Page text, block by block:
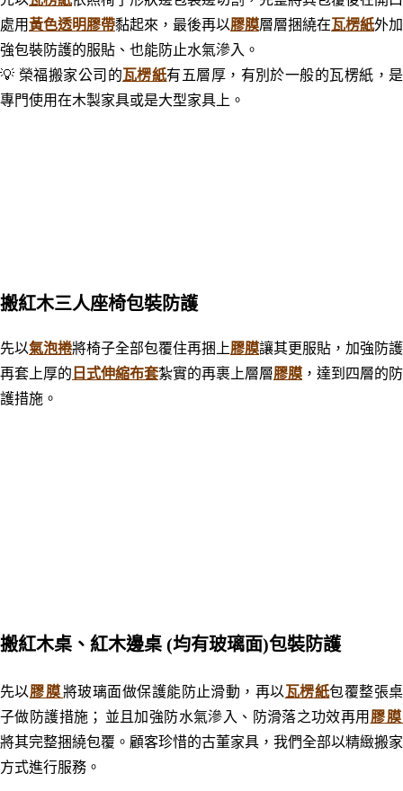
處用黃色透明膠帶黏起來，最後再以膠膜層層捆繞在瓦楞紙外加
強包裝防護的服貼、也能防止水氣滲入。
💡 榮福搬家公司的瓦楞紙有五層厚，有別於一般的瓦楞紙，是
專門使用在木製家具或是大型家具上。
搬紅木三人座椅包裝防護
先以氣泡捲將椅子全部包覆住再捆上膠膜讓其更服貼，加強防護
再套上厚的 日式伸縮布套紮實的再裹上層層膠膜 ，達到四層的防
護措施。
搬紅木桌、紅木邊桌 (均有玻璃面)包裝防護
先以膠膜將玻璃面做保護能防止滑動，再以瓦楞紙包覆整張桌
子做防護措施 ； 並且加強防水氣滲入 、 防滑落之功效再用 膠膜
將其完整捆繞包覆。顧客珍惜的古董家具 ， 我們全部以精緻搬家
方式進行服務 。